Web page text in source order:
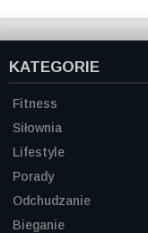
KATEGORIE
Fitness
Siłownia
Lifestyle
Porady
Odchudzanie
Bieganie